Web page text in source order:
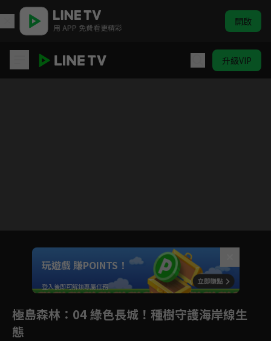
用 APP 免費看更精彩 開啟
升級VIP
Unmute
如有不便請見諒
玩遊戲 賺POINTS！
登入後即可解鎖專屬任務
極島森林 ：04 綠色長城！種樹守護海岸線生
態